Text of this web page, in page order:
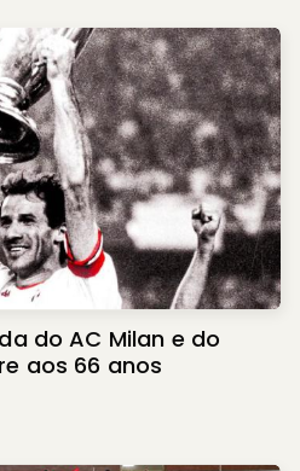
do AC Milan e do
aos 66 anos